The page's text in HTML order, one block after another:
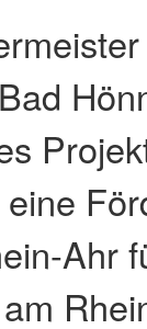
Ahr